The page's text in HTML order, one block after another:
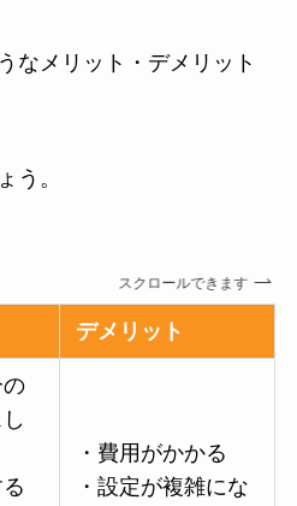
なメリット・デメリット
う。
スクロールできます
デメリット
の
・費用がかかる
・設定が複雑にな